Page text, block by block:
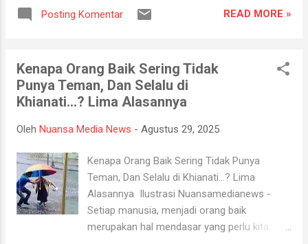
laki-laki meninggal di rumah sakit Grestelina
Provinsi Riau resmi melantik Syahrial Abdi
Daerah Balai Serindit, Pekanbaru, Jumat
(29/8/2025) malam. Pelantikan Syahrial Abdi
langsung oleh Gubernur Riau, Abdul Wahid,
turut disaksikan jajaran Forum Koordinasi
Organisasi Perangkat Daerah (OPD), tokoh
masyarakat, hingga keluarga besar Syahrial
Abdi. Pelantikan diawali dengan pembacaan
Surat Keputusan (SK) Presiden. Setelah itu,
acara dilanjutkan dengan pengucapan
Posting Komentar READ MORE »
Kenapa Orang Baik Sering Tidak
Punya Teman, Dan Selalu di
Khianati...? Lima Alasannya
Oleh Nuansa Media News - Agustus 29, 2025
Kenapa Orang Baik Sering Tidak Punya
Teman, Dan Selalu di Khianati...? Lima
Alasannya Ilustrasi Nuansamedianews -
Setiap manusia, menjadi orang baik
merupakan hal mendasar yang perlu kita